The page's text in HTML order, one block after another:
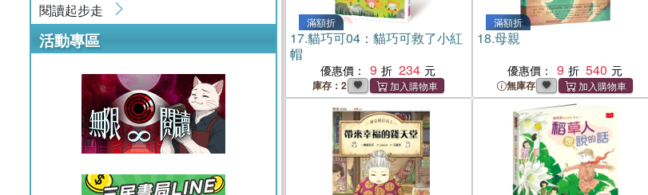
閱讀起步走
活動專區
滿額折
17.貓巧可04：貓巧可救了小紅
帽
優惠價： 9 234
庫存：2
滿額折
18.母親
優惠價： 9 540
無庫存